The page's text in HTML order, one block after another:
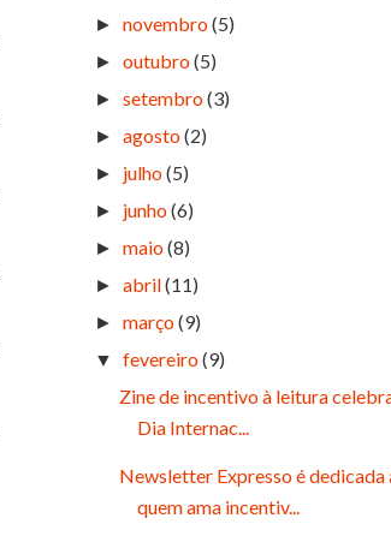
►novembro(5)
►outubro(5)
►setembro(3)
►agosto(2)
► julho(5)
► junho(6)
►maio(8)
►abril(11)
►março(9)
▼ fevereiro(9)
Zine de incentivo à leitura
Dia Internac...
Newsletter Expresso é dedicada
quem ama incentiv...